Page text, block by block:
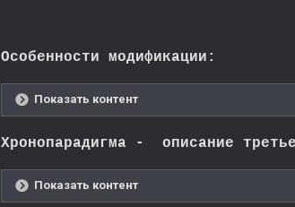
Особенности модификации:
Показать контент
Хронопарадигма - описание
Показать контент